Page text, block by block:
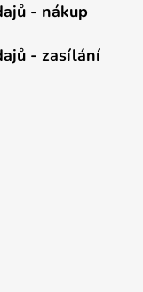
- nákup
- zasílání